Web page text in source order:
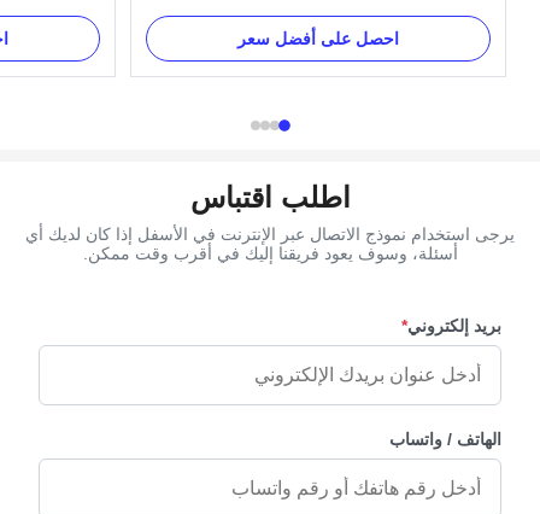
Description: Item Name TX-Flower 7# Material
Plastic(PP) Color Gold, silver, copper, and Red,
Green Delivery Time 30 days after the order
confirmed Payment Term TT, L/C MOQ 100 Set
احصل على أفضل سعر
37×13.7cm.
Item Name
Plastic(PP)
customer's
اطلب اقتباس
يرجى استخدام نموذج الاتصال عبر الإنترنت في الأسفل إذا كان لديك أي
أسئلة، وسوف يعود فريقنا إليك في أقرب وقت ممكن.
بريد إلكتروني*
الهاتف / واتساب